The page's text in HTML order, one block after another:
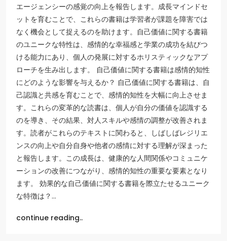
エージェンシーの感覚の向上を報告します。成長マインドセ
ットを育むことで、これらの書籍は学習者が課題を障害では
なく機会として捉えるのを助けます。自己価値に関する書籍
のユニークな特性は、感情的な幸福感と学業の成功を結びつ
ける能力にあり、個人の発展に対するホリスティックなアプ
ローチを生み出します。 自己価値に関する書籍は感情的知性
にどのような影響を与えるか？ 自己価値に関する書籍は、自
己認識と共感を育むことで、感情的知性を大幅に向上させま
す。これらの変革的な読書は、個人が自分の価値を認識する
のを導き、その結果、対人スキルや感情の調整が改善されま
す。読者がこれらのテキストに関わると、しばしばレジリエ
ンスの向上や自分自身や他者の感情に対する理解が深まった
と報告します。この成長は、健康的な人間関係やコミュニケ
ーションの改善につながり、感情的知性の重要な要素となり
ます。 効果的な自己価値に関する書籍を際立たせるユニーク
な特徴は？…
continue reading..